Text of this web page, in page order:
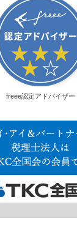
freee認定アドバイザー